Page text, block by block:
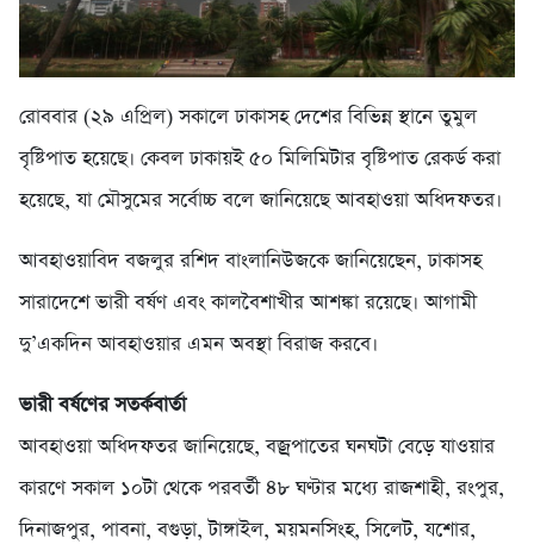
রোববার (২৯ এপ্রিল) সকালে ঢাকাসহ দেশের বিভিন্ন স্থানে তুমুল
বৃষ্টিপাত হয়েছে। কেবল ঢাকায়ই ৫০ মিলিমিটার বৃষ্টিপাত রেকর্ড করা
হয়েছে, যা মৌসুমের সর্বোচ্চ বলে জানিয়েছে আবহাওয়া অধিদফতর।
আবহাওয়াবিদ বজলুর রশিদ বাংলানিউজকে জানিয়েছেন, ঢাকাসহ
সারাদেশে ভারী বর্ষণ এবং কালবৈশাখীর আশঙ্কা রয়েছে। আগামী
দু’একদিন আবহাওয়ার এমন অবস্থা বিরাজ করবে।
ভারী বর্ষণের সতর্কবার্তা
আবহাওয়া অধিদফতর জানিয়েছে, বজ্রপাতের ঘনঘটা বেড়ে যাওয়ার
কারণে সকাল ১০টা থেকে পরবর্তী ৪৮ ঘণ্টার মধ্যে রাজশাহী, রংপুর,
দিনাজপুর, পাবনা, বগুড়া, টাঙ্গাইল, ময়মনসিংহ, সিলেট, যশোর,